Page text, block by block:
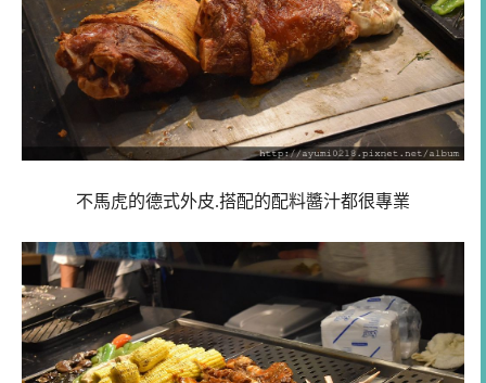
不馬虎的德式外皮.搭配的配料醬汁都很專業